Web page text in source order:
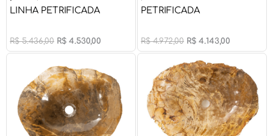
LINHA PETRIFICADA
R$5.436,00 R$ 4.530,00
PETRIFICADA
R$4.972,00 R$ 4.143,00
preço
original
era:
R$ 4.972,00.
preço
atual
é:
R$ 4.143,00.
preço
original
era:
R$ 5.436,00.
preço
atual
é:
R$